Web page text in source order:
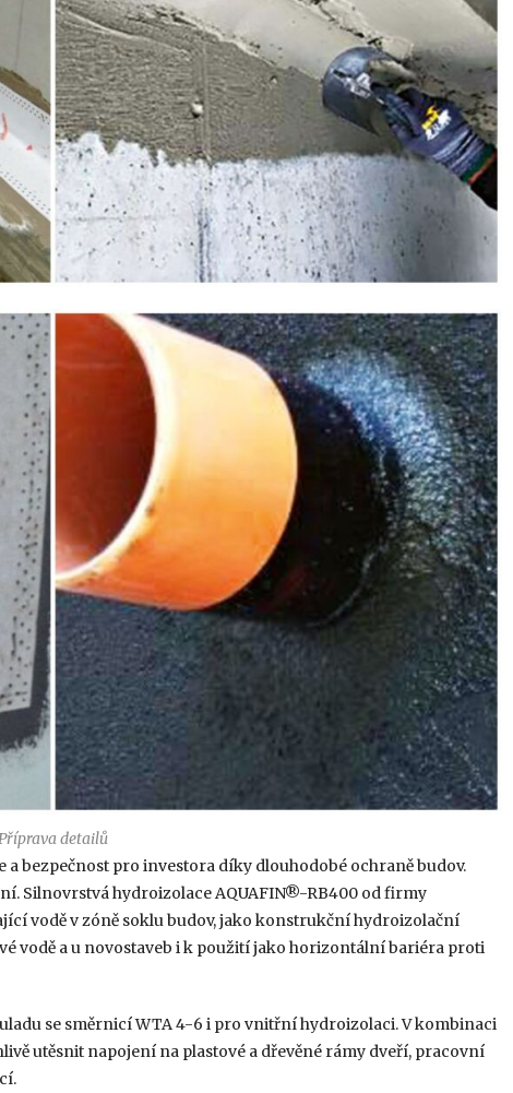
detailů
bezpečnost pro investora díky dlouhodobé ochraně budov.
Silnovrstvá hydroizolace AQUAFIN®-RB400 od firmy
vodě v zóně soklu budov, jako konstrukční hydroizolační
vodě a u novostaveb i k použití jako horizontální bariéra proti
se směrnicí WTA 4-6 i pro vnitřní hydroizolaci. V kombinaci
utěsnit napojení na plastové a dřevěné rámy dveří, pracovní